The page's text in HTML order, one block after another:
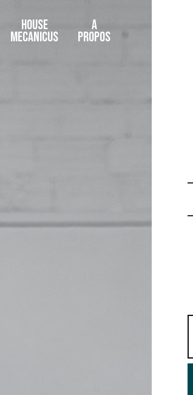
HOUSE
MECANICUS
A
PROPOS